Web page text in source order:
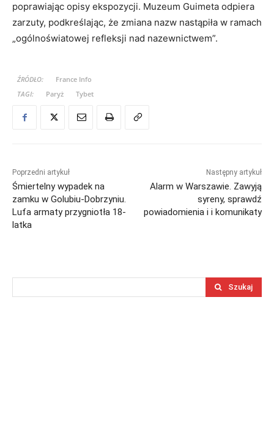
poprawiając opisy ekspozycji. Muzeum Guimeta odpiera
zarzuty, podkreślając, że zmiana nazw nastąpiła w ramach
„ogólnoświatowej refleksji nad nazewnictwem”.
ŹRÓDŁO:
France Info
TAGI:
Paryż Tybet
Poprzedni artykuł
Śmiertelny wypadek na
zamku w Golubiu-Dobrzyniu.
Lufa armaty przygniotła 18-
latka
Następny artykuł
Alarm w Warszawie. Zawyją
syreny, sprawdź
powiadomienia i i komunikaty
Szukaj